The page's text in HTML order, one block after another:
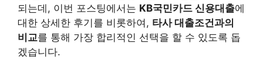
되는데, 이번 포스팅에서는 KB국민카드 신용대출에
대한 상세한 후기를 비롯하여, 타사 대출조건과의
비교를 통해 가장 합리적인 선택을 할 수 있도록 돕
겠습니다.